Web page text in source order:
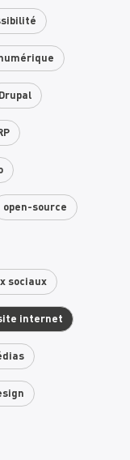
Drupal
open-source
sociaux
internet